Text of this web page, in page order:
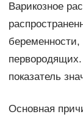
Варикозное
показатель
Основная